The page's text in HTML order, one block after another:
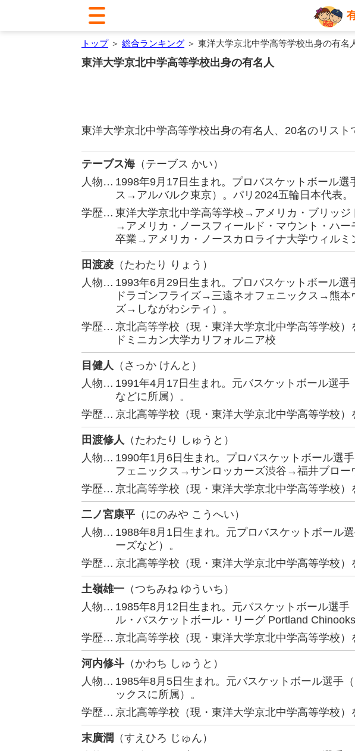
トップ＞ 総合ランキング ＞ 東洋大学京北中学高等学校出身の有名
東洋大学京北中学高等学校出身の有名人
東洋大学京北中学高等学校出身の有名人、20名のリスト
テーブス海 （テーブス かい）
人物… 1998年9月17日生まれ。プロバスケットボール
ス→アルバルク東京）。パリ2024五輪日本代表。
学歴… 東洋大学京北中学高等学校→アメリカ・ブリッジ
→アメリカ・ノースフィールド・マウント・ハー
卒業→アメリカ・ノースカロライナ大学ウィルミ
田渡凌 （たわたり りょう）
人物… 1993年6月29日生まれ。プロバスケットボール
ドラゴンフライズ→三遠ネオフェニックス→熊
ズ→しながわシティ）。
学歴… 京北高等学校（現・東洋大学京北中学高等学校
ドミニカン大学カリフォルニア校
目健人 （さっか けんと）
人物… 1991年4月17日生まれ。元バスケットボール選
などに所属）。
学歴… 京北高等学校（現・東洋大学京北中学高等学校
田渡修人 （たわたり しゅうと）
人物… 1990年1月6日生まれ。プロバスケットボール選
フェニックス→サンロッカーズ渋谷→福井ブロー
学歴… 京北高等学校（現・東洋大学京北中学高等学校
二ノ宮康平 （にのみや こうへい）
人物… 1988年8月1日生まれ。元プロバスケットボール
ーズなど）。
学歴… 京北高等学校（現・東洋大学京北中学高等学校
土嶺雄一 （つちみね ゆういち）
人物… 1985年8月12日生まれ。元バスケットボール選
ル・バスケットボール・リーグ Portland Chinooks
学歴… 京北高等学校（現・東洋大学京北中学高等学校）
河内修斗 （かわち しゅうと）
人物… 1985年8月5日生まれ。元バスケットボール選手
ックスに所属）。
学歴… 京北高等学校（現・東洋大学京北中学高等学校
末廣潤 （すえひろ じゅん）